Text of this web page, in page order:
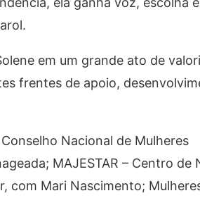
em um grande ato de
frentes de apoio,
Nacional de Mulheres
MAJESTAR – Centro de
com Mari Nascimento;